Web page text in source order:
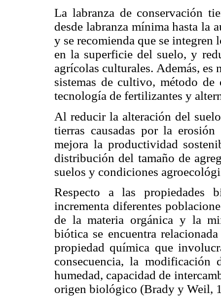
La labranza de conservación
desde labranza mínima hasta la
y se recomienda que se integren
en la superficie del suelo, y
agrícolas culturales. Además, es
sistemas de cultivo, método
tecnología de fertilizantes y
Al reducir la alteración del
tierras causadas por la
mejora la productividad
distribución del tamaño de
suelos y condiciones
Respecto a las propiedades
incrementa diferentes
de la materia orgánica y la
biótica se encuentra
propiedad química que
consecuencia, la modificación
humedad, capacidad de
origen biológico (Brady y Weil,